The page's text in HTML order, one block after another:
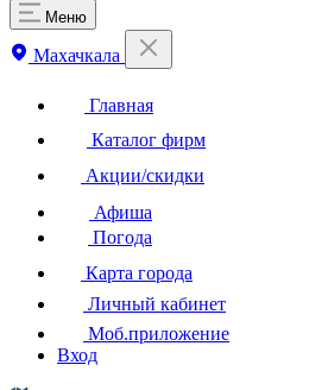
Меню
Махачкала
Главная
Каталог фирм
Акции/скидки
Афиша
Погода
Карта города
Личный кабинет
Моб.приложение
Вход